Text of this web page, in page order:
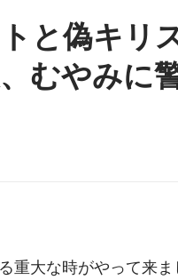
と偽キリ
むやみに
重大な時がやって来